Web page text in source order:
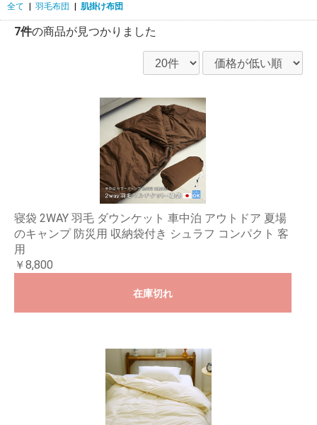
全て 羽毛布団 肌掛け布団
7件の商品が見つかりました
寝袋 2WAY 羽毛 ダウンケット 車中泊 アウトドア 夏場
のキャンプ 防災用 収納袋付き シュラフ コンパクト 客
用
￥8,800
在庫切れ